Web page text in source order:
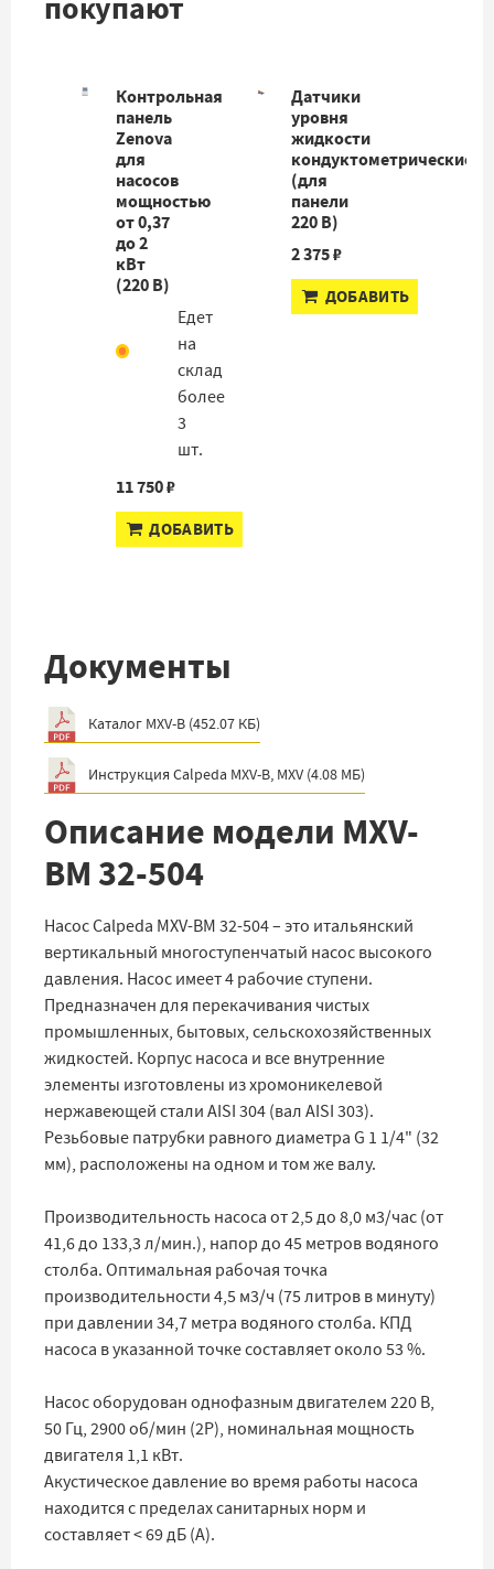
покупают
Контрольная
панель
Zenova
для
насосов
мощностью
от 0,37
до 2
кВт
(220 В)
Едет
на
склад
более
3
шт.
11 750 ₽
ДОБАВИТЬ
Датчики
уровня
жидкости
кондуктометрические
(для
панели
220 В)
2 375 ₽
ДОБАВИТЬ
Документы
Каталог MXV-B (452.07 КБ)
Инструкция Calpeda MXV-B, MXV (4.08 МБ)
Описание модели MXV-
BM 32-504
Насос Calpeda MXV-BM 32-504 – это итальянский
вертикальный многоступенчатый насос высокого
давления. Насос имеет 4 рабочие ступени.
Предназначен для перекачивания чистых
промышленных, бытовых, сельскохозяйственных
жидкостей. Корпус насоса и все внутренние
элементы изготовлены из хромоникелевой
нержавеющей стали AISI 304 (вал AISI 303).
Резьбовые патрубки равного диаметра G 1 1/4" (32
мм), расположены на одном и том же валу.
Производительность насоса от 2,5 до 8,0 м3/час (от
41,6 до 133,3 л/мин.), напор до 45 метров водяного
столба. Оптимальная рабочая точка
производительности 4,5 м3/ч (75 литров в минуту)
при давлении 34,7 метра водяного столба. КПД
насоса в указанной точке составляет около 53 %.
Насос оборудован однофазным двигателем 220 В,
50 Гц, 2900 об/мин (2Р), номинальная мощность
двигателя 1,1 кВт.
Акустическое давление во время работы насоса
находится с пределах санитарных норм и
составляет < 69 дБ (А).